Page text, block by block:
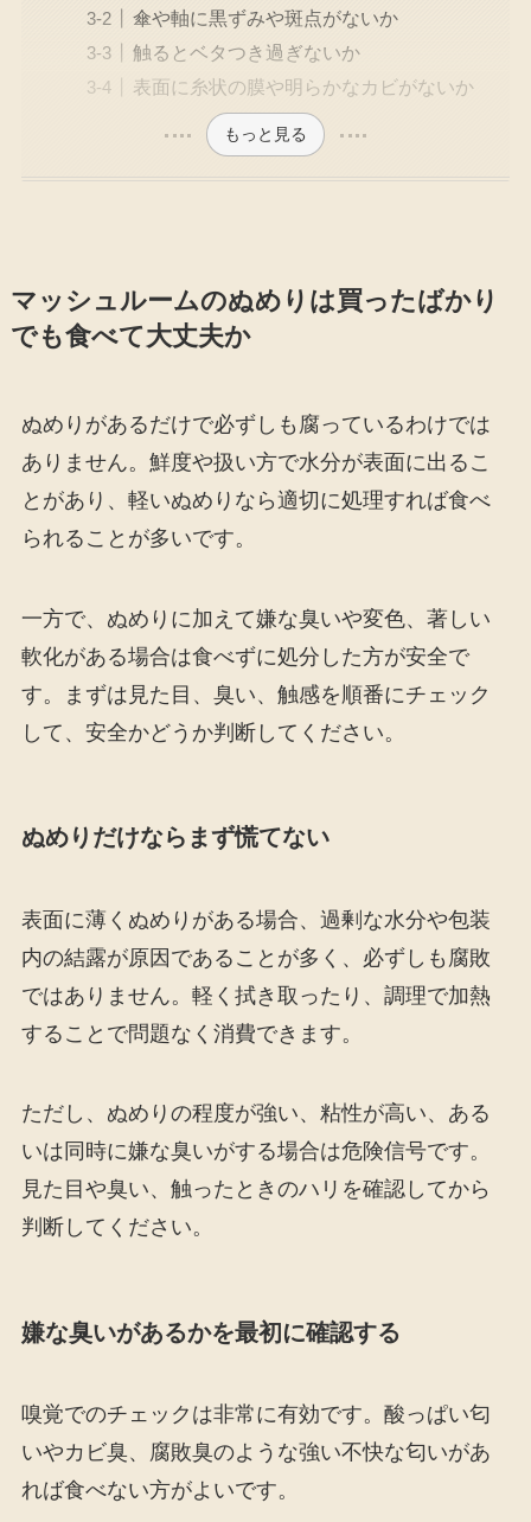
傘や軸に黒ずみや斑点がないか
触るとベタつき過ぎないか
表面に糸状の膜や明らかなカビがないか
もっと見る
マッシュルームのぬめりは買ったばかり
でも食べて大丈夫か
ぬめりがあるだけで必ずしも腐っているわけでは
ありません。鮮度や扱い方で水分が表面に出るこ
とがあり、軽いぬめりなら適切に処理すれば食べ
られることが多いです。
一方で、ぬめりに加えて嫌な臭いや変色、著しい
軟化がある場合は食べずに処分した方が安全で
す。まずは見た目、臭い、触感を順番にチェック
して、安全かどうか判断してください。
ぬめりだけならまず慌てない
表面に薄くぬめりがある場合、過剰な水分や包装
内の結露が原因であることが多く、必ずしも腐敗
ではありません。軽く拭き取ったり、調理で加熱
することで問題なく消費できます。
ただし、ぬめりの程度が強い、粘性が高い、ある
いは同時に嫌な臭いがする場合は危険信号です。
見た目や臭い、触ったときのハリを確認してから
判断してください。
嫌な臭いがあるかを最初に確認する
嗅覚でのチェックは非常に有効です。酸っぱい匂
いやカビ臭、腐敗臭のような強い不快な匂いがあ
れば食べない方がよいです。